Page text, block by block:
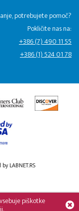
piškotke
potrebujete pomoč?
Pokličite nas na:
+386 (7) 490 11 55
+386 (1) 524 01 78
LABNET.RS